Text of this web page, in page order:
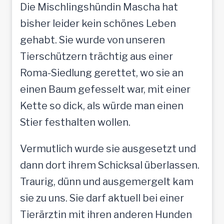
Die Mischlingshündin Mascha hat
bisher leider kein schönes Leben
gehabt. Sie wurde von unseren
Tierschützern trächtig aus einer
Roma-Siedlung gerettet, wo sie an
einen Baum gefesselt war, mit einer
Kette so dick, als würde man einen
Stier festhalten wollen.
Vermutlich wurde sie ausgesetzt und
dann dort ihrem Schicksal überlassen.
Traurig, dünn und ausgemergelt kam
sie zu uns. Sie darf aktuell bei einer
Tierärztin mit ihren anderen Hunden